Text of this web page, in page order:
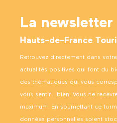
La newsletter
Hauts-de-France
Retrouvez directement dans
actualités positives qui font du
des thématiques qui vous
vous sentir… bien. Vous ne
maximum. En soumettant ce
données personnelles soient